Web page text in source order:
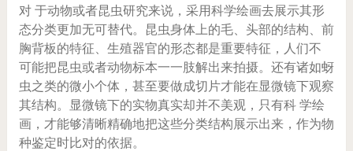
对 于动物或者昆虫研究来说，采用科学绘画去展示其形
态分类更加无可替代。昆虫身体上的毛、头部的结构、前
胸背板的特征、生殖器官的形态都是重要特征，人们不
可能把昆虫或者动物标本一一肢解出来拍摄。还有诸如蚜
虫之类的微小个体，甚至要做成切片才能在显微镜下观察
其结构。显微镜下的实物真实却并不美观，只有科 学绘
画，才能够清晰精确地把这些分类结构展示出来，作为物
种鉴定时比对的依据。